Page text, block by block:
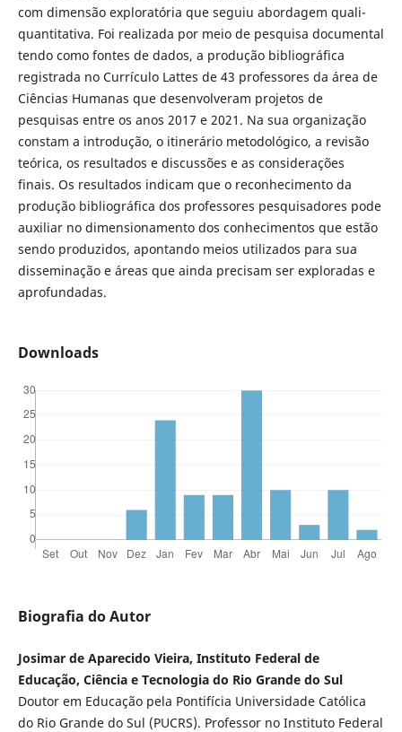
com dimensão exploratória que seguiu abordagem quali-
quantitativa. Foi realizada por meio de pesquisa documental
tendo como fontes de dados, a produção bibliográfica
registrada no Currículo Lattes de 43 professores da área de
Ciências Humanas que desenvolveram projetos de
pesquisas entre os anos 2017 e 2021. Na sua organização
constam a introdução, o itinerário metodológico, a revisão
teórica, os resultados e discussões e as considerações
finais. Os resultados indicam que o reconhecimento da
produção bibliográfica dos professores pesquisadores pode
auxiliar no dimensionamento dos conhecimentos que estão
sendo produzidos, apontando meios utilizados para sua
disseminação e áreas que ainda precisam ser exploradas e
aprofundadas.
Downloads
Biografia do Autor
Josimar de Aparecido Vieira, Instituto Federal de
Educação, Ciência e Tecnologia do Rio Grande do Sul
Doutor em Educação pela Pontifícia Universidade Católica
do Rio Grande do Sul (PUCRS). Professor no Instituto Federal